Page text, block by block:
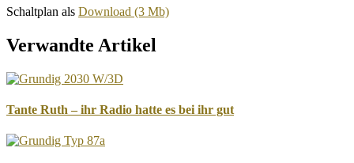
Schaltplan als Download (3 Mb)
Verwandte Artikel
Tante Ruth – ihr Radio hatte es bei ihr gut